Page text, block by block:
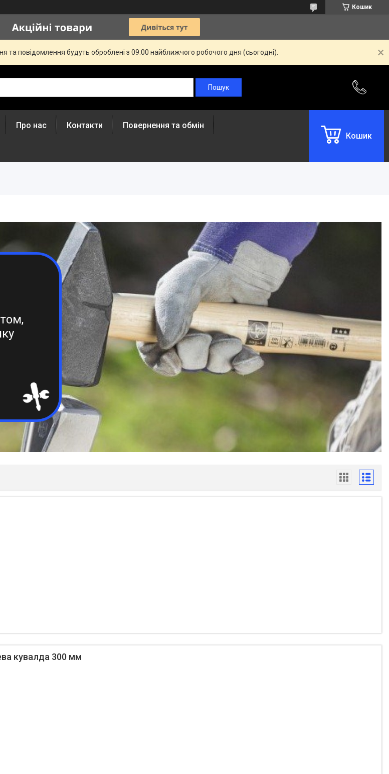
Кошик
та повідомлення будуть оброблені з 09:00 найближчого робочого дня (сьогодні).
Про нас Контакти Повернення та обмін
Кошик
кувалда 300 мм